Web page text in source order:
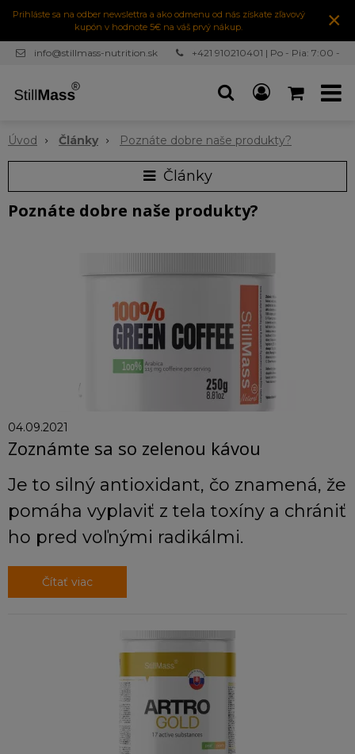
Prihláste sa na odber newslettra a ako odmenu od nás získate zľavový
kupón v hodnote 5€ na váš prvý nákup.
×
info@stillmass-nutrition.sk
+421 910210401 | Po - Pia: 7:00 -
Úvod Články Poznáte dobre naše produkty?
Články
Poznáte dobre naše produkty?
04.09.2021
Zoznámte sa so zelenou kávou
Je to silný antioxidant, čo znamená, že
pomáha vyplaviť z tela toxíny a chrániť
ho pred voľnými radikálmi.
Čítať viac